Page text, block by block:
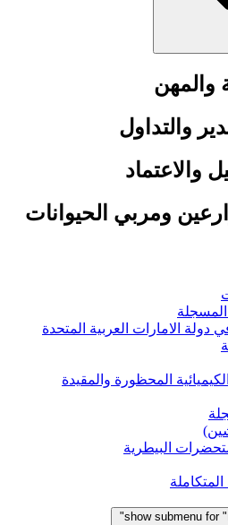
والمهن
والتداول
والاعتماد
ومربي الحيوانات
دولة الامارات العربية المتحدة
المحظورة والمقيدة
البيطرية
show submenu for